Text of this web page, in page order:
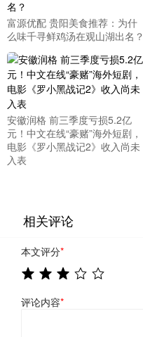
富源优配 贵阳美食推荐：为什
么味千寻鲜鸡汤在观山湖出名？
安徽润格 前三季度亏损5.2亿
元！中文在线“豪赌”海外短剧，
电影《罗小黑战记2》收入尚未
入表
相关评论
本文评分*
评论内容*